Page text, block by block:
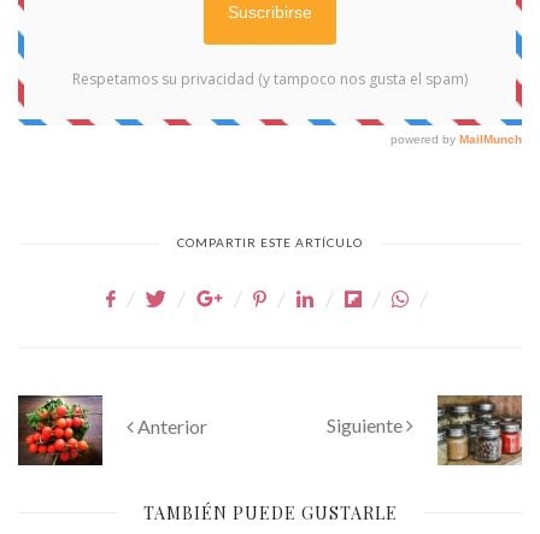
COMPARTIR ESTE ARTÍCULO
Anterior Siguiente
TAMBIÉN PUEDE GUSTARLE